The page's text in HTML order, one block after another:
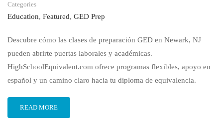
Categories
Education, Featured, GED Prep
Descubre cómo las clases de preparación GED en Newark, NJ
pueden abrirte puertas laborales y académicas.
HighSchoolEquivalent.com ofrece programas flexibles, apoyo en
español y un camino claro hacia tu diploma de equivalencia.
READ MORE